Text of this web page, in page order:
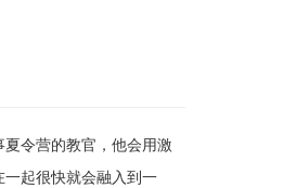
令营的教官，他会用激
起很快就会融入到一